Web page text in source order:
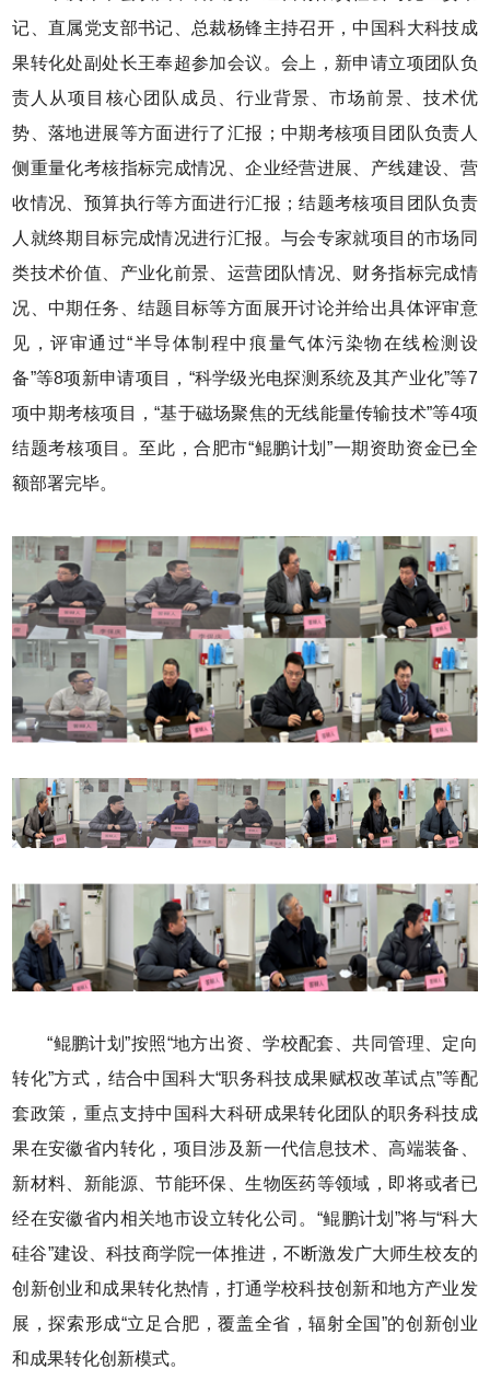
记、直属党支部书记、总裁杨锋主持召开，中国科大科技成
果转化处副处长王奉超参加会议。会上，新申请立项团队负
责人从项目核心团队成员、行业背景、市场前景、技术优
势、落地进展等方面进行了汇报；中期考核项目团队负责人
侧重量化考核指标完成情况、企业经营进展、产线建设、营
收情况、预算执行等方面进行汇报；结题考核项目团队负责
人就终期目标完成情况进行汇报。与会专家就项目的市场同
类技术价值、产业化前景、运营团队情况、财务指标完成情
况、中期任务、结题目标等方面展开讨论并给出具体评审意
见，评审通过“半导体制程中痕量气体污染物在线检测设
备”等8项新申请项目，“科学级光电探测系统及其产业化”等7
项中期考核项目，“基于磁场聚焦的无线能量传输技术”等4项
结题考核项目。至此，合肥市“鲲鹏计划”一期资助资金已全
额部署完毕。
“鲲鹏计划”按照“地方出资、学校配套、共同管理、定向
转化”方式，结合中国科大“职务科技成果赋权改革试点”等配
套政策，重点支持中国科大科研成果转化团队的职务科技成
果在安徽省内转化，项目涉及新一代信息技术、高端装备、
新材料、新能源、节能环保、生物医药等领域，即将或者已
经在安徽省内相关地市设立转化公司。“鲲鹏计划”将与“科大
硅谷”建设、科技商学院一体推进，不断激发广大师生校友的
创新创业和成果转化热情，打通学校科技创新和地方产业发
展，探索形成“立足合肥，覆盖全省，辐射全国”的创新创业
和成果转化创新模式。